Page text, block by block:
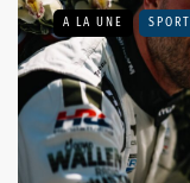
A LA UNE SPORT